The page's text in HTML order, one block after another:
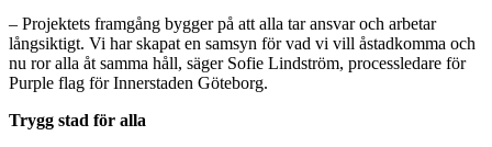
– Projektets framgång bygger på att alla tar ansvar och arbetar
långsiktigt. Vi har skapat en samsyn för vad vi vill åstadkomma och
nu ror alla åt samma håll, säger Sofie Lindström, processledare för
Purple flag för Innerstaden Göteborg.
Trygg stad för alla